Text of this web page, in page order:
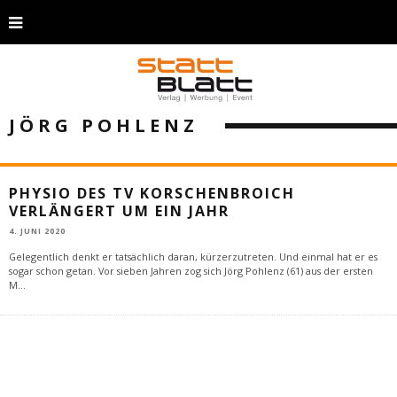
JÖRG POHLENZ
PHYSIO DES TV KORSCHENBROICH
VERLÄNGERT UM EIN JAHR
4. JUNI 2020
Gelegentlich denkt er tatsächlich daran, kürzerzutreten. Und einmal hat er es
sogar schon getan. Vor sieben Jahren zog sich Jörg Pohlenz (61) aus der ersten
M...